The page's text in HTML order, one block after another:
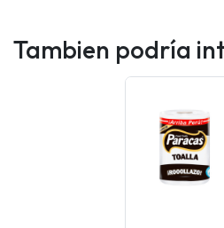
Tambien podría